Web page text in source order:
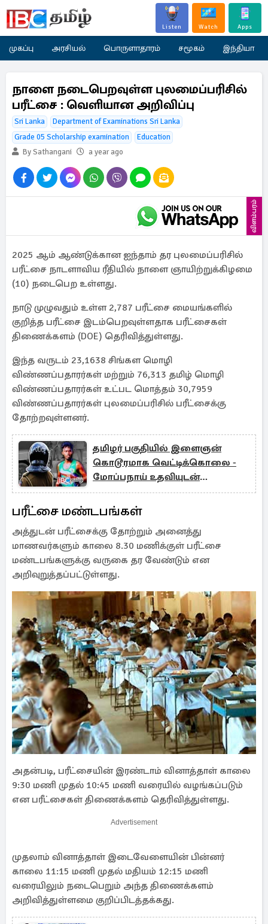
Listen Watch Apps
முகப்பு அரசியல் பொருளாதாரம் சமூகம் இந்தியா
நாளை நடைபெறவுள்ள புலமைப்பரிசில்
பரீட்சை : வெளியான அறிவிப்பு
Sri Lanka
Department of Examinations Sri Lanka
Grade 05 Scholarship examination
Education
By Sathangani
a year ago
விளம்பரம்
2025 ஆம் ஆண்டுக்கான ஐந்தாம் தர புலமைப்பரிசில்
பரீட்சை நாடளாவிய ரீதியில் நாளை ஞாயிற்றுக்கிழமை
(10) நடைபெற உள்ளது.
நாடு முழுவதும் உள்ள 2,787 பரீட்சை மையங்களில்
குறித்த பரீட்சை இடம்பெறவுள்ளதாக பரீட்சைகள்
திணைக்களம் (DOE) தெரிவித்துள்ளது.
இந்த வருடம் 23,1638 சிங்கள மொழி
விண்ணப்பதாரர்கள் மற்றும் 76,313 தமிழ் மொழி
விண்ணப்பதாரர்கள் உட்பட மொத்தம் 30,7959
விண்ணப்பதாரர்கள் புலமைப்பரிசில் பரீட்சைக்கு
தோற்றவுள்ளனர்.
தமிழர் பகுதியில் இளைஞன்
கொடூரமாக வெட்டிக்கொலை -
மோப்பநாய் உதவியுடன்
விசாரணை
பரீட்சை மண்டபங்கள்
அத்துடன் பரீட்சைக்கு தோற்றும் அனைத்து
மாணவர்களும் காலை 8.30 மணிக்குள் பரீட்சை
மண்டபங்களுக்கு வருகை தர வேண்டும் என
அறிவுறுத்தப்பட்டுள்ளது.
அதன்படி, பரீட்சையின் இரண்டாம் வினாத்தாள் காலை
9:30 மணி முதல் 10:45 மணி வரையில் வழங்கப்படும்
என பரீட்சைகள் திணைக்களம் தெரிவித்துள்ளது.
Advertisement
முதலாம் வினாத்தாள் இடைவேளையின் பின்னர்
காலை 11:15 மணி முதல் மதியம் 12:15 மணி
வரையிலும் நடைபெறும் அந்த திணைக்களம்
அறிவித்துள்ளமை குறிப்பிடத்தக்கது.